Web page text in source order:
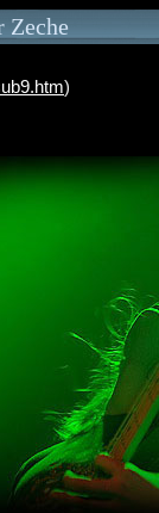
Zeche
)